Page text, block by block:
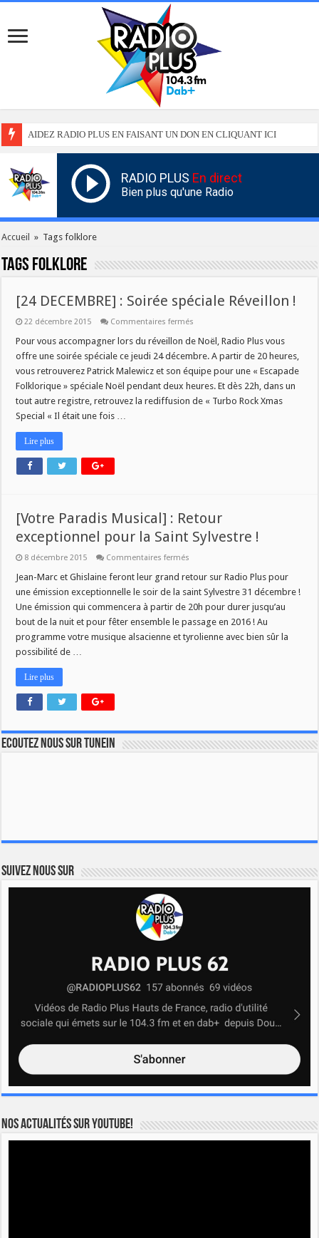
AIDEZ RADIO PLUS EN FAISANT UN DON EN CLIQUANT ICI
RADIO PLUS En direct
Bien plus qu'une Radio
Accueil » Tags folklore
Tags folklore
[24 DECEMBRE] : Soirée spéciale Réveillon !
22 décembre 2015 Commentaires fermés
DECEMBRE]
Soirée
spéciale
Réveillon
!
Pour vous accompagner lors du réveillon de Noël, Radio Plus vous
offre une soirée spéciale ce jeudi 24 décembre. A partir de 20 heures,
vous retrouverez Patrick Malewicz et son équipe pour une « Escapade
Folklorique » spéciale Noël pendant deux heures. Et dès 22h, dans un
tout autre registre, retrouvez la rediffusion de « Turbo Rock Xmas
Special « Il était une fois …
Lire plus
[Votre Paradis Musical] : Retour
exceptionnel pour la Saint Sylvestre !
8 décembre 2015 Commentaires fermés
Paradis
:
Retour
exceptionnel
pour
Saint
Jean-Marc et Ghislaine feront leur grand retour sur Radio Plus pour
une émission exceptionnelle le soir de la saint Sylvestre 31 décembre !
Une émission qui commencera à partir de 20h pour durer jusqu’au
bout de la nuit et pour fêter ensemble le passage en 2016 ! Au
programme votre musique alsacienne et tyrolienne avec bien sûr la
possibilité de …
Lire plus
Ecoutez nous sur TuneIn
Suivez nous sur
Nos actualités sur YOUTUBE!